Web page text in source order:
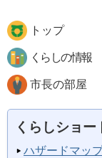
トップ
くらしの情報
市長の部屋
くらしショー
ハザードマッ